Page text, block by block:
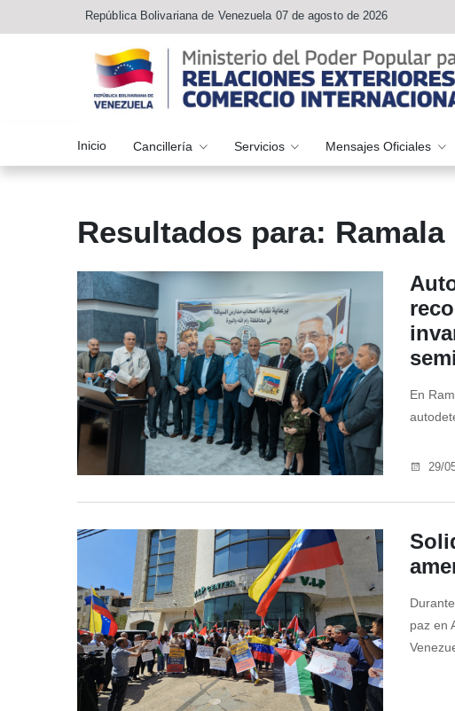
República Bolivariana de Venezuela 07 de agosto de 2026
Inicio Cancillería Servicios Mensajes Oficiales
Resultados para: Ramala
En
29/
paz en